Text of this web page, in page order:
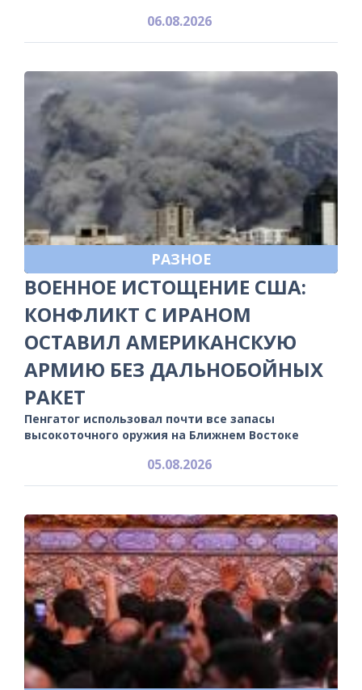
06.08.2026
РАЗНОЕ
ВОЕННОЕ ИСТОЩЕНИЕ США:
КОНФЛИКТ С ИРАНОМ
ОСТАВИЛ АМЕРИКАНСКУЮ
АРМИЮ БЕЗ ДАЛЬНОБОЙНЫХ
РАКЕТ
Пенгатог использовал почти все запасы
высокоточного оружия на Ближнем Востоке
05.08.2026